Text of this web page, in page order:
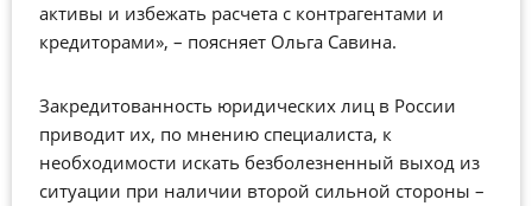
активы и избежать расчета с контрагентами и
кредиторами», – поясняет Ольга Савина.
Закредитованность юридических лиц в России
приводит их, по мнению специалиста, к
необходимости искать безболезненный выход из
ситуации при наличии второй сильной стороны –